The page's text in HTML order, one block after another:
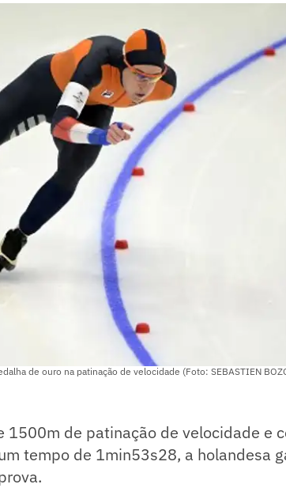
de ouro na patinação de velocidade (Foto: SEBASTIEN
1500m de patinação de velocidade e
tempo de 1min53s28, a holandesa